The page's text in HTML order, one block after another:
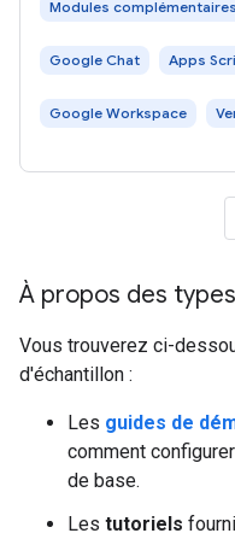
Modules
Google Chat Apps
Google Workspace
À propos des
Vous trouverez ci-
d'échantillon :
Les guides de
comment
de base.
Les tutoriels